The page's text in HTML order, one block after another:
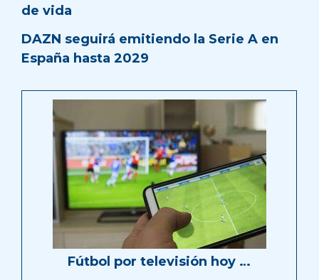
de vida
DAZN seguirá emitiendo la Serie A en
España hasta 2029
Fútbol por televisión hoy …